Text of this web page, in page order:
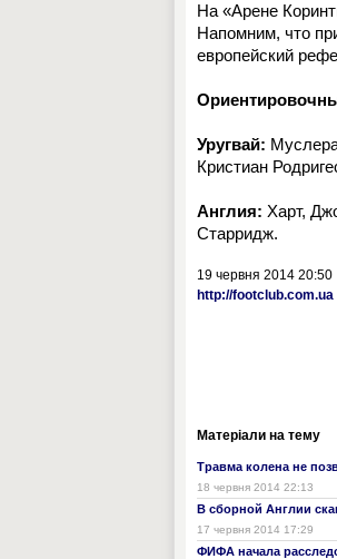
На «Арене
Напомним, что
европейский
Уругвай:
Кристиан
Англия: Харт,
Старридж.
19 червня 2014 20:50
http://footclub.com.ua
Матеріали на тему
Травма колена не
18 червня 2014 22:13
В сборной Англии
17 червня 2014 17:29
ФИФА начала